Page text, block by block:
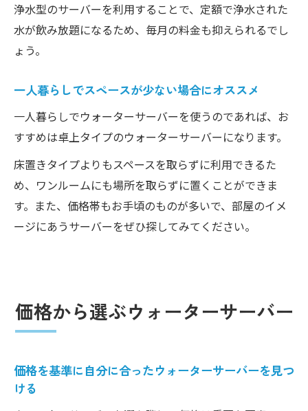
浄水型のサーバーを利用することで、定額で浄水された
水が飲み放題になるため、毎月の料金も抑えられるでし
ょう。
一人暮らしでスペースが少ない場合にオススメ
一人暮らしでウォーターサーバーを使うのであれば、お
すすめは卓上タイプのウォーターサーバーになります。
床置きタイプよりもスペースを取らずに利用できるた
め、ワンルームにも場所を取らずに置くことができま
す。また、価格帯もお手頃のものが多いで、部屋のイメ
ージにあうサーバーをぜひ探してみてください。
価格から選ぶウォーターサーバー
価格を基準に自分に合ったウォーターサーバーを見つ
ける